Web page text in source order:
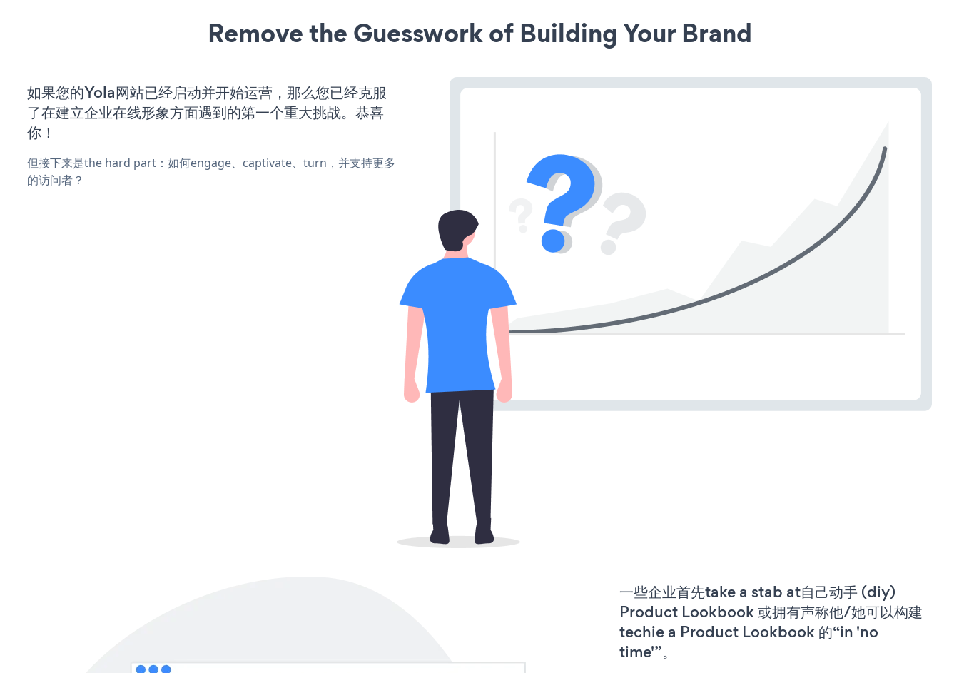
Remove the Guesswork of Building Your Brand
如果您的Yola网站已经启动并开始运营，那么您已经克服
了在建立企业在线形象方面遇到的第一个重大挑战。恭喜
你！
但接下来是the hard part：如何engage、captivate、turn，并支持更多
的访问者？
一些企业首先take a stab at自己动手 (diy)
Product Lookbook 或拥有声称他/她可以构建
techie a Product Lookbook 的“in 'no
time'”。